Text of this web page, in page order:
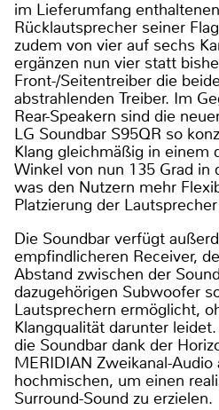
im Lieferumfang
Rücklautsprecher seiner
zudem von vier auf sechs
ergänzen nun vier statt
Front-/Seitentreiber die
abstrahlenden Treiber. Im
Rear-Speakern sind die
LG Soundbar S95QR so
Klang gleichmäßig in einem
Winkel von nun 135 Grad in
was den Nutzern mehr
Platzierung der
Die Soundbar verfügt
empfindlicheren Receiver,
Abstand zwischen der
dazugehörigen Subwoofer
Lautsprechern ermöglicht,
Klangqualität darunter
die Soundbar dank der
MERIDIAN Zweikanal-Audio
hochmischen, um einen
Surround-Sound zu erzielen.